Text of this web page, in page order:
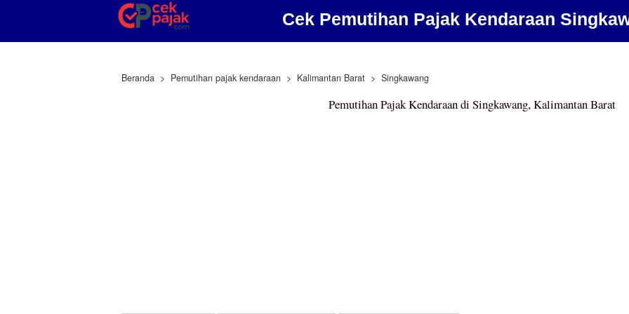
Cek Pemutihan Pajak Kendaraan
Beranda Pemutihan pajak kendaraan Kalimantan Barat Singkawang
Pemutihan Pajak Kendaraan di Singkawang, Kalimantan Barat